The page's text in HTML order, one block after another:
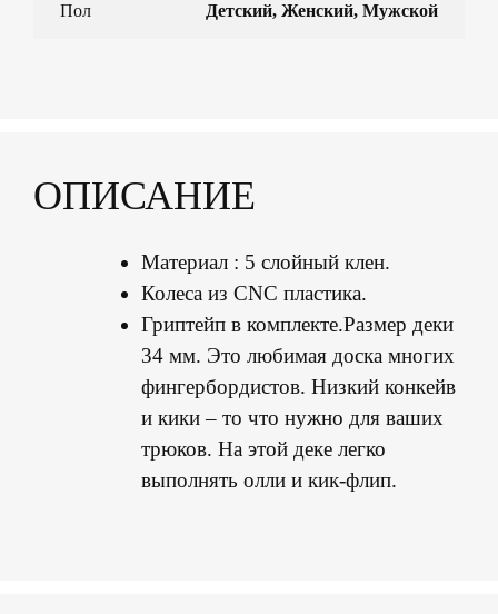
Пол Детский, Женский, Мужской
ОПИСАНИЕ
Материал : 5 слойный клен.
Колеса из CNC пластика.
Гриптейп в комплекте.Размер деки
34 мм. Это любимая доска многих
фингербордистов. Низкий конкейв
и кики – то что нужно для ваших
трюков. На этой деке легко
выполнять олли и кик-флип.